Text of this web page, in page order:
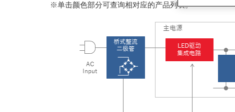
※单击颜色部分可查询相对应的产品列表。